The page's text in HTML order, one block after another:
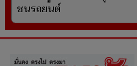
ชนรถยนต์